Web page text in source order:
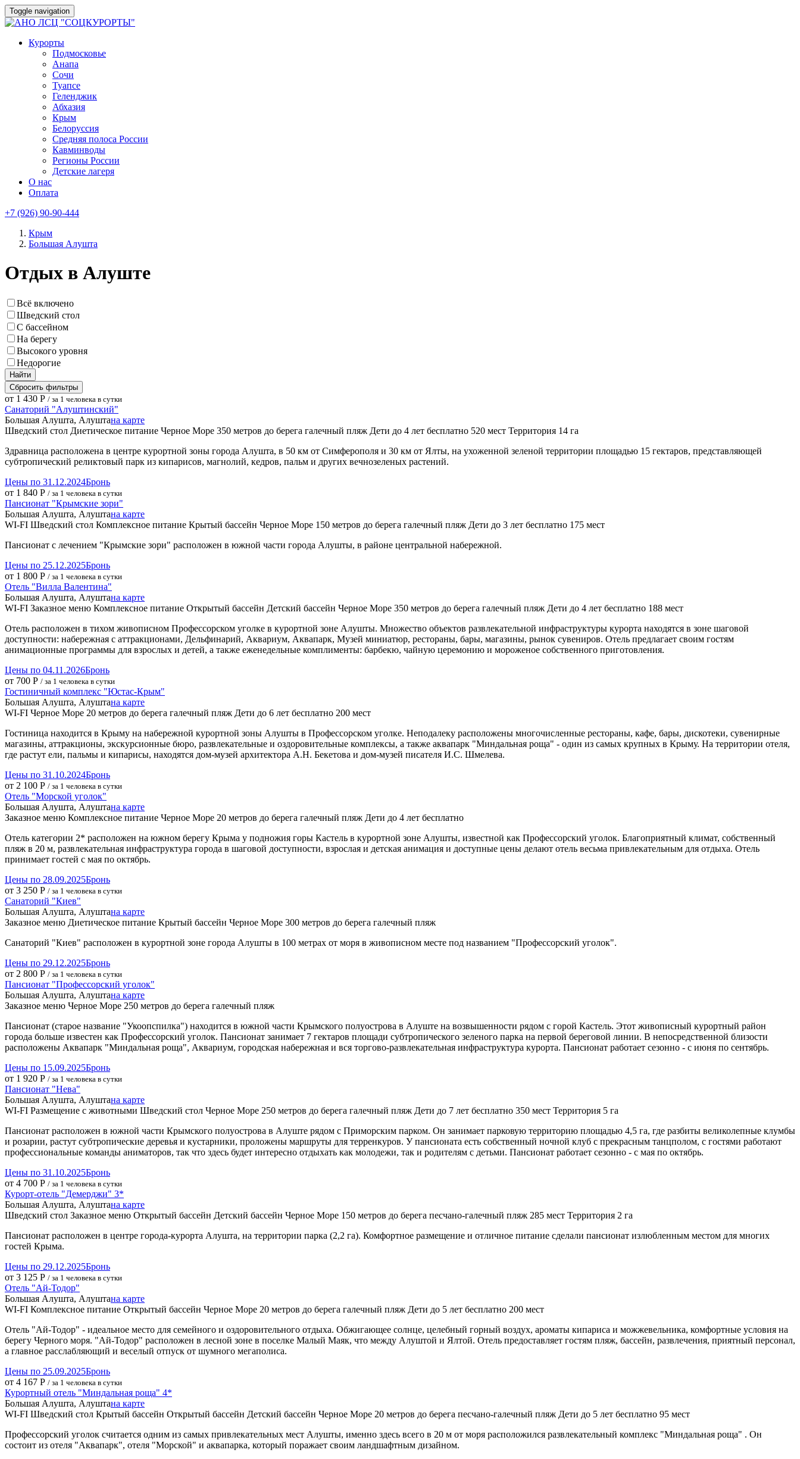
Toggle navigation
Курорты
Подмосковье
Анапа
Сочи
Туапсе
Геленджик
Абхазия
Крым
Белоруссия
Средняя полоса России
Кавминводы
Регионы России
Детские лагеря
О нас
Оплата
+7 (926) 90-90-444
Крым
Большая Алушта
Отдых в Алуште
Всё включено
Шведский стол
С бассейном
На берегу
Высокого уровня
Недорогие
Найти
Сбросить фильтры
от 1 430 Р / за 1 человека в сутки
Санаторий "Алуштинский"
Большая Алушта, Алуштана карте
Шведский стол Диетическое питание Черное Море 350 метров до берега галечный пляж Дети до 4 лет бесплатно 520 мест Территория 14 га
Здравница расположена в центре курортной зоны города Алушта, в 50 км от Симферополя и 30 км от Ялты, на ухоженной зеленой территории площадью 15 гектаров, представляющей
субтропический реликтовый парк из кипарисов, магнолий, кедров, пальм и других вечнозеленых растений.
Цены по 31.12.2024Бронь
от 1 840 Р / за 1 человека в сутки
Пансионат "Крымские зори"
Большая Алушта, Алуштана карте
WI-FI Шведский стол Комплексное питание Крытый бассейн Черное Море 150 метров до берега галечный пляж Дети до 3 лет бесплатно 175 мест
Пансионат с лечением "Крымские зори" расположен в южной части города Алушты, в районе центральной набережной.
Цены по 25.12.2025Бронь
от 1 800 Р / за 1 человека в сутки
Отель "Вилла Валентина"
Большая Алушта, Алуштана карте
WI-FI Заказное меню Комплексное питание Открытый бассейн Детский бассейн Черное Море 350 метров до берега галечный пляж Дети до 4 лет бесплатно 188 мест
Отель расположен в тихом живописном Профессорском уголке в курортной зоне Алушты. Множество объектов развлекательной инфраструктуры курорта находятся в зоне шаговой
доступности: набережная с аттракционами, Дельфинарий, Аквариум, Аквапарк, Музей миниатюр, рестораны, бары, магазины, рынок сувениров. Отель предлагает своим гостям
анимационные программы для взрослых и детей, а также еженедельные комплименты: барбекю, чайную церемонию и мороженое собственного приготовления.
Цены по 04.11.2026Бронь
от 700 Р / за 1 человека в сутки
Гостиничный комплекс "Юстас-Крым"
Большая Алушта, Алуштана карте
WI-FI Черное Море 20 метров до берега галечный пляж Дети до 6 лет бесплатно 200 мест
Гостиница находится в Крыму на набережной курортной зоны Алушты в Профессорском уголке. Неподалеку расположены многочисленные рестораны, кафе, бары, дискотеки, сувенирные
магазины, аттракционы, экскурсионные бюро, развлекательные и оздоровительные комплексы, а также аквапарк "Миндальная роща" - один из самых крупных в Крыму. На территории отеля,
где растут ели, пальмы и кипарисы, находятся дом-музей архитектора А.Н. Бекетова и дом-музей писателя И.С. Шмелева.
Цены по 31.10.2024Бронь
от 2 100 Р / за 1 человека в сутки
Отель "Морской уголок"
Большая Алушта, Алуштана карте
Заказное меню Комплексное питание Черное Море 20 метров до берега галечный пляж Дети до 4 лет бесплатно
Отель категории 2* расположен на южном берегу Крыма у подножия горы Кастель в курортной зоне Алушты, известной как Профессорский уголок. Благоприятный климат, собственный
пляж в 20 м, развлекательная инфраструктура города в шаговой доступности, взрослая и детская анимация и доступные цены делают отель весьма привлекательным для отдыха. Отель
принимает гостей с мая по октябрь.
Цены по 28.09.2025Бронь
от 3 250 Р / за 1 человека в сутки
Санаторий "Киев"
Большая Алушта, Алуштана карте
Заказное меню Диетическое питание Крытый бассейн Черное Море 300 метров до берега галечный пляж
Санаторий "Киев" расположен в курортной зоне города Алушты в 100 метрах от моря в живописном месте под названием "Профессорский уголок".
Цены по 29.12.2025Бронь
от 2 800 Р / за 1 человека в сутки
Пансионат "Профессорский уголок"
Большая Алушта, Алуштана карте
Заказное меню Черное Море 250 метров до берега галечный пляж
Пансионат (старое название "Укоопспилка") находится в южной части Крымского полуострова в Алуште на возвышенности рядом с горой Кастель. Этот живописный курортный район
города больше известен как Профессорский уголок. Пансионат занимает 7 гектаров площади субтропического зеленого парка на первой береговой линии. В непосредственной близости
расположены Аквапарк "Миндальная роща", Аквариум, городская набережная и вся торгово-развлекательная инфраструктура курорта. Пансионат работает сезонно - с июня по сентябрь.
Цены по 15.09.2025Бронь
от 1 920 Р / за 1 человека в сутки
Пансионат "Нева"
Большая Алушта, Алуштана карте
WI-FI Размещение с животными Шведский стол Черное Море 250 метров до берега галечный пляж Дети до 7 лет бесплатно 350 мест Территория 5 га
Пансионат расположен в южной части Крымского полуострова в Алуште рядом с Приморским парком. Он занимает парковую территорию площадью 4,5 га, где разбиты великолепные клумбы
и розарии, растут субтропические деревья и кустарники, проложены маршруты для терренкуров. У пансионата есть собственный ночной клуб с прекрасным танцполом, с гостями работают
профессиональные команды аниматоров, так что здесь будет интересно отдыхать как молодежи, так и родителям с детьми. Пансионат работает сезонно - с мая по октябрь.
Цены по 31.10.2025Бронь
от 4 700 Р / за 1 человека в сутки
Курорт-отель "Демерджи" 3*
Большая Алушта, Алуштана карте
Шведский стол Заказное меню Открытый бассейн Детский бассейн Черное Море 150 метров до берега песчано-галечный пляж 285 мест Территория 2 га
Пансионат расположен в центре города-курорта Алушта, на территории парка (2,2 га). Комфортное размещение и отличное питание сделали пансионат излюбленным местом для многих
гостей Крыма.
Цены по 29.12.2025Бронь
от 3 125 Р / за 1 человека в сутки
Отель "Ай-Тодор"
Большая Алушта, Алуштана карте
WI-FI Комплексное питание Открытый бассейн Черное Море 20 метров до берега галечный пляж Дети до 5 лет бесплатно 200 мест
Отель "Ай-Тодор" - идеальное место для семейного и оздоровительного отдыха. Обжигающее солнце, целебный горный воздух, ароматы кипариса и можжевельника, комфортные условия на
берегу Черного моря. "Ай-Тодор" расположен в лесной зоне в поселке Малый Маяк, что между Алуштой и Ялтой. Отель предоставляет гостям пляж, бассейн, развлечения, приятный персонал,
а главное расслабляющий и веселый отпуск от шумного мегаполиса.
Цены по 25.09.2025Бронь
от 4 167 Р / за 1 человека в сутки
Курортный отель "Миндальная роща" 4*
Большая Алушта, Алуштана карте
WI-FI Шведский стол Крытый бассейн Открытый бассейн Детский бассейн Черное Море 20 метров до берега песчано-галечный пляж Дети до 5 лет бесплатно 95 мест
Профессорский уголок считается одним из самых привлекательных мест Алушты, именно здесь всего в 20 м от моря расположился развлекательный комплекс "Миндальная роща" . Он
состоит из отеля "Аквапарк", отеля "Морской" и аквапарка, который поражает своим ландшафтным дизайном.